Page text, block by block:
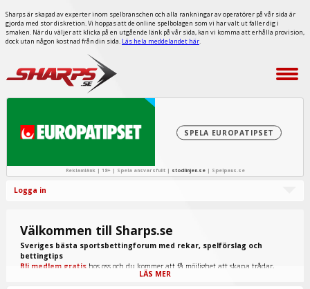
Sharps är skapad av experter inom spelbranschen och alla rankningar av operatörer på vår sida är
gjorda med stor diskretion. Vi hoppas att de online spelbolagen som vi har valt ut faller dig i
smaken. När du väljer att klicka på en utgående länk på vår sida, kan vi komma att erhålla provision,
dock utan någon kostnad från din sida. Läs hela meddelandet här.
SPELA EUROPATIPSET
Reklamlänk | 18+ | Spela ansvarsfullt | stodlinjen.se| Spelpaus.se
Logga in
Välkommen till Sharps.se
Sveriges bästa sportsbettingforum med rekar, spelförslag och
bettingtips
Bli medlem gratis hos oss och du kommer att få möjlighet att skapa trådar,
skriva inlägg, ta del av spel från "procappers" och mycket annat.
LÄS MER